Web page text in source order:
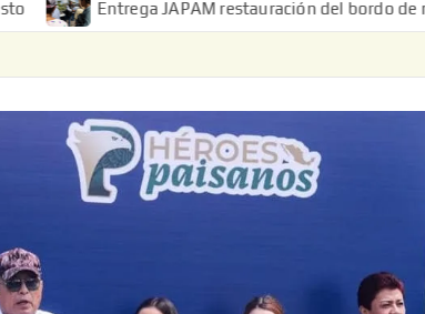
Entrega JAPAM restauración del bordo de regulación